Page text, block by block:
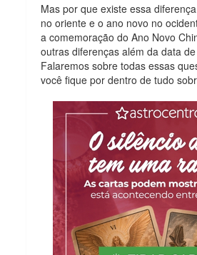
Mas por que existe essa
no oriente e o ano novo no
a comemoração do Ano Novo
outras diferenças além da data
Falaremos sobre todas essas
você fique por dentro de tudo